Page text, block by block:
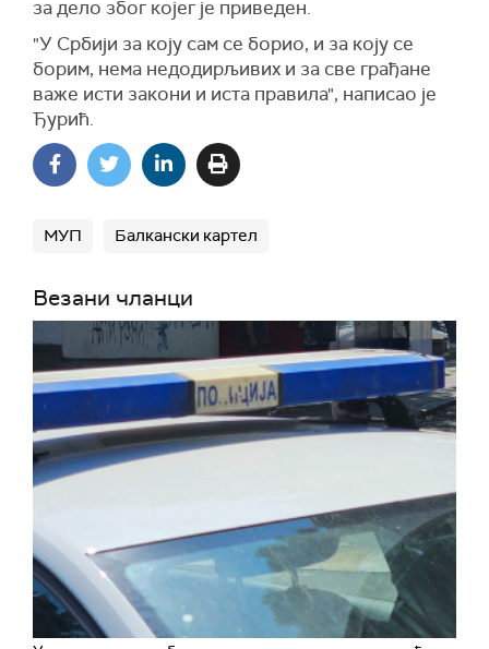
за дело због којег је приведен.
"У Србији за коју сам се борио, и за коју се
борим, нема недодирљивих и за све грађане
важе исти закони и иста правила", написао је
Ђурић.
МУП Балкански картел
Везани чланци